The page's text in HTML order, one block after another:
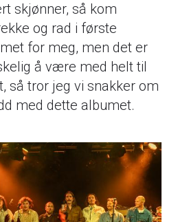
skjønner, så kom
og rad i første
for meg, men det er
å være med helt til
så tror jeg vi snakker om
med dette albumet.